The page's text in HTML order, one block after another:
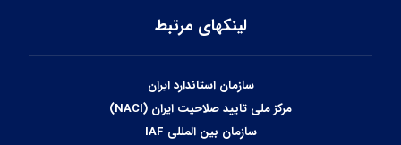
لینکهای مرتبط
سازمان استاندارد ایران
مرکز ملی تایید صلاحیت ایران (NACI)
سازمان بین المللی IAF